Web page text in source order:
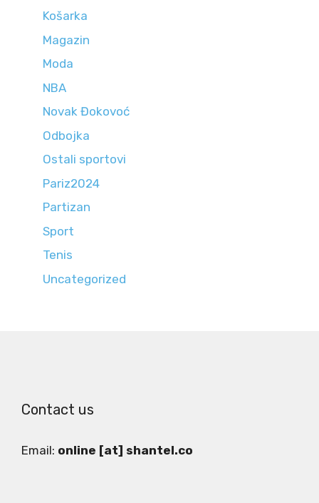
Košarka
Magazin
Moda
NBA
Novak Đokovoć
Odbojka
Ostali sportovi
Pariz2024
Partizan
Sport
Tenis
Uncategorized
Contact us
Email: online [at] shantel.co